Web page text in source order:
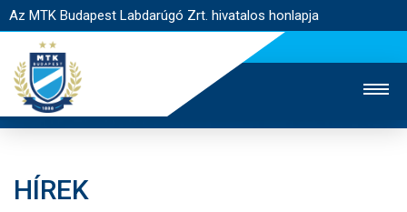
Az MTK Budapest Labdarúgó Zrt. hivatalos honlapja
HÍREK